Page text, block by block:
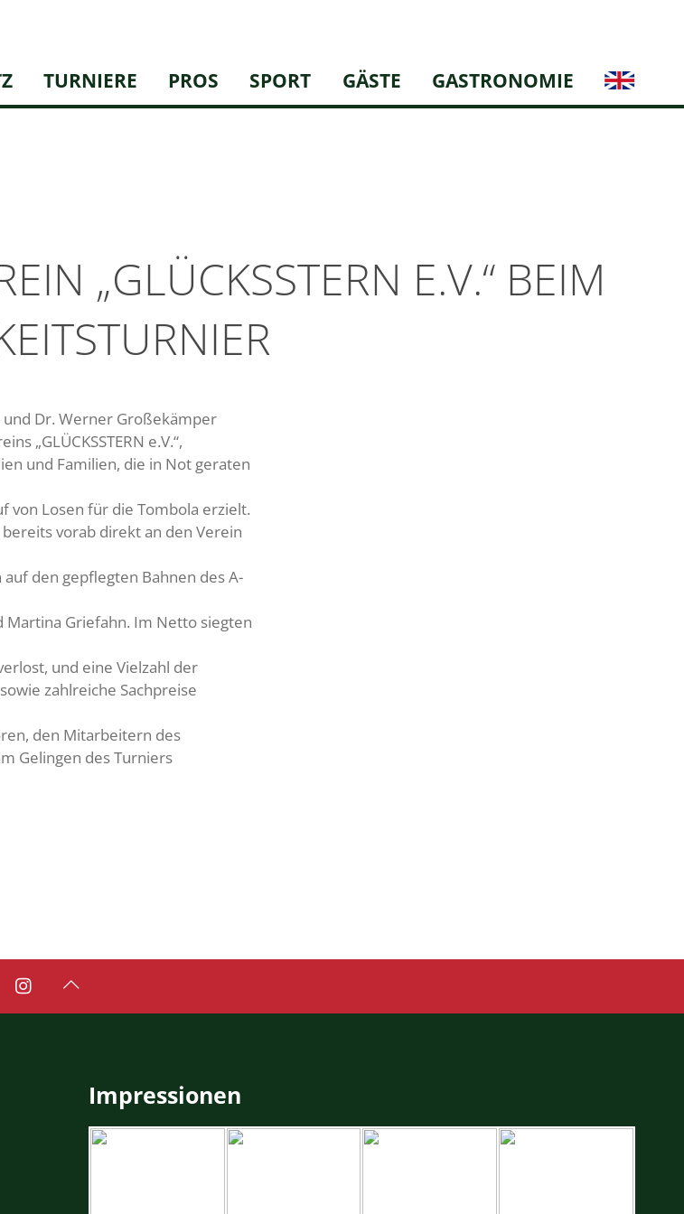
TURNIERE PROS SPORT GÄSTE GASTRONOMIE
„GLÜCKSSTERN E.V.“ BEIM
Dr. Werner Großekämper
„GLÜCKSSTERN e.V.“,
und Familien, die in Not geraten
von Losen für die Tombola erzielt.
vorab direkt an den Verein
den gepflegten Bahnen des A-
Griefahn. Im Netto siegten
und eine Vielzahl der
zahlreiche Sachpreise
den Mitarbeitern des
Gelingen des Turniers
 
Impressionen